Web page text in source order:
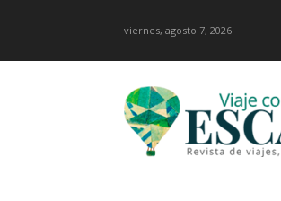
viernes, agosto 7, 2026